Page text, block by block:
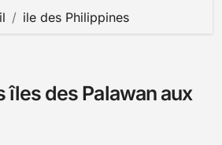
ile des Philippines
îles des Palawan aux